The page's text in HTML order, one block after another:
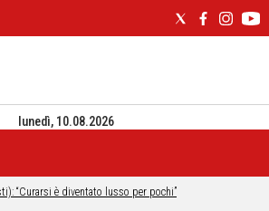
lunedì, 10.08.2026